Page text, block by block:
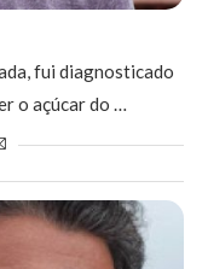
fui diagnosticado
o açúcar do …